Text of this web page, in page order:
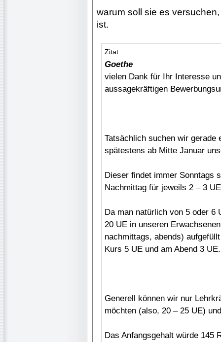
warum soll sie es
ist.
Zitat
Goethe
vielen Dank für Ihr Interesse
aussagekräftigen
Tatsächlich suchen wir gerade
spätestens ab Mitte Januar
Dieser findet immer Sonntags
Nachmittag für jeweils 2 – 3
Da man natürlich von 5 oder 6
20 UE in unseren
nachmittags, abends)
Kurs 5 UE und am Abend 3 UE.
Generell können wir nur
möchten (also, 20 – 25 UE)
Das Anfangsgehalt würde 145